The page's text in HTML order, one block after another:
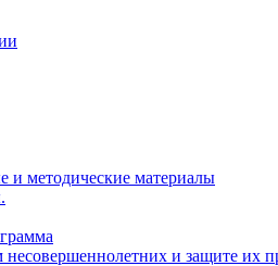
методические материалы
несовершеннолетних и защите их